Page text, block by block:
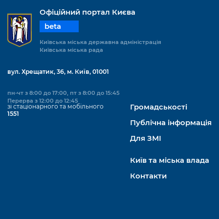
Kyiv International Relations
Річні звіти
Київська міська військова адміністрація
Портал Захисників та Захисниць
Безбар'єрність
Міський застосунок Київ Цифровий
Важливе під час воєнного стану
Уряд» – місцевий рівень»
Важливе під час воєнного стану
Про відкриті дані
Портал даних Києва
Публічні дашборди
Офіційний портал Києва
beta
Київська міська державна адміністрація
Київська міська рада
вул. Хрещатик, 36, м. Київ, 01001
пн-чт з 8:00 до 17:00, пт з 8:00 до 15:45
Перерва з 12:00 до 12:45
зі стаціонарного та мобільного
1551
Громадськості
Публічна інформація
Для ЗМІ
Київ та міська влада
Контакти